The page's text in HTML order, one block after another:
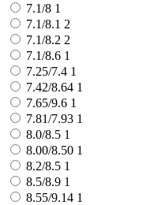
7.1/8 1
7.1/8.1 2
7.1/8.2 2
7.1/8.6 1
7.25/7.4 1
7.42/8.64 1
7.65/9.6 1
7.81/7.93 1
8.0/8.5 1
8.00/8.50 1
8.2/8.5 1
8.5/8.9 1
8.55/9.14 1